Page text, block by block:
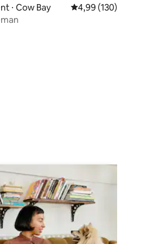
⋅ Cow Bay Évaluation moyenne
4,99 (130)